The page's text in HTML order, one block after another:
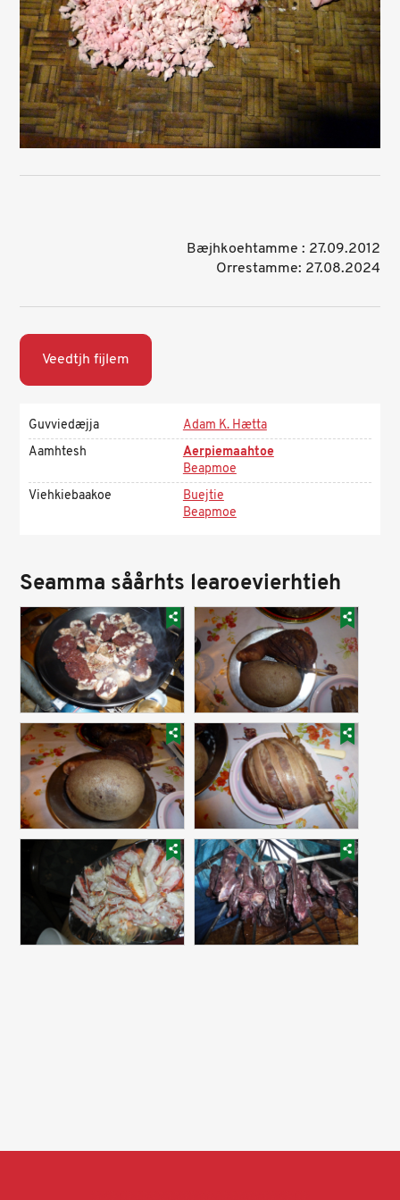
Bæjhkoehtamme : 27.09.2012
Orrestamme: 27.08.2024
Veedtjh fijlem
Guvviedæjja
Adam K. Hætta
Aamhtesh
Aerpiemaahtoe
Beapmoe
Viehkiebaakoe
Buejtie
Beapmoe
Seamma såårhts learoevierhtieh